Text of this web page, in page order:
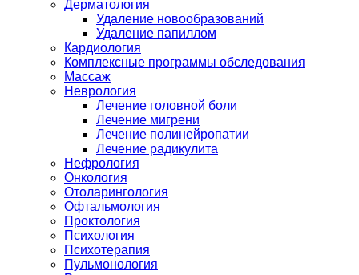
Дерматология
Удаление новообразований
Удаление папиллом
Кардиология
Комплексные программы обследования
Массаж
Неврология
Лечение головной боли
Лечение мигрени
Лечение полинейропатии
Лечение радикулита
Нефрология
Онкология
Отоларингология
Офтальмология
Проктология
Психология
Психотерапия
Пульмонология